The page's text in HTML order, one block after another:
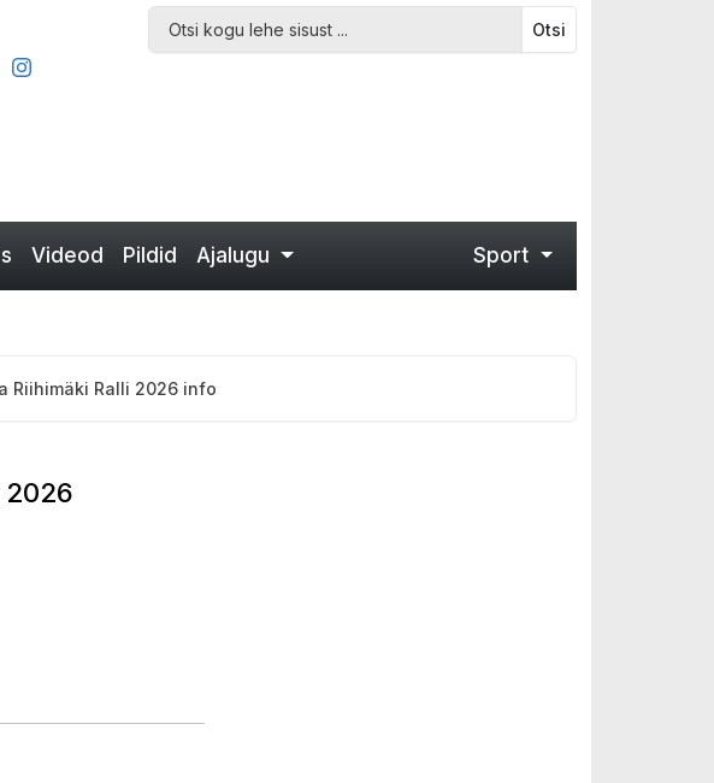
Otsi
Videod Pildid Ajalugu Sport
Riihimäki Ralli 2026 info
2026